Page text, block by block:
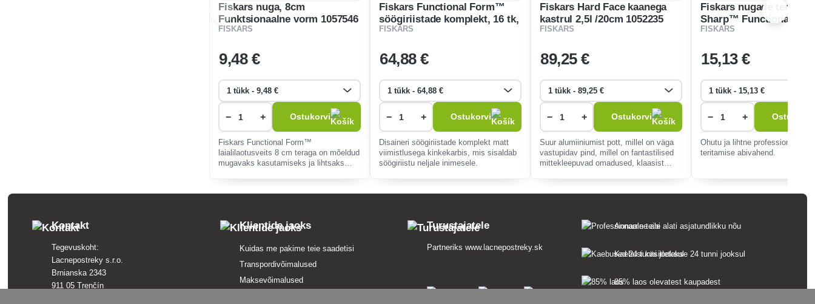
Fiskars nuga, 8cm
Funktsionaalne vorm 1057546
FISKARS
9,48 €
− + Ostukorvi
Fiskars Functional Form™
laialilaotusveits 8 cm teraga on mõeldud
mugavaks kasutamiseks ja lihtsaks
Fiskars Functional Form™
söögiriistade komplekt, 16 tk,
matt viimistlus 1002958
FISKARS
64,88 €
− + Ostukorvi
Disaineri söögiriistade komplekt matt
viimistlusega kinkekarbis, mis sisaldab
söögiriistu neljale inimesele.
Fiskars Hard Face kaanega
kastrul 2,5l /20cm 1052235
FISKARS
89,25 €
− + Ostukorvi
Suur alumiiniumist pott, millel on väga
vastupidav pind, millel on fantastilised
mittekleepuvad omadused, klaasist
Fiskars nugade teritaja
Sharp™ Functional
valge 1014214
FISKARS
15,13 €
− + Ostukorvi
Ohutu ja lihtne professionaalne
teritamise abivahend.
Kontakt
Tegevuskoht:
Lacnepostreky s.r.o.
Brnianska 2343
911 05 Trenčín
Klientide jaoks
Kuidas me pakime teie saadetisi
Transpordivõimalused
Maksevõimalused
Turustajatele
Partnerikswww.lacnepostreky.sk
Anname teile alati asjatundlikku nõu
Kaebusi käsitletakse 24 tunni jooksul
85% laos olevatest kaupadest